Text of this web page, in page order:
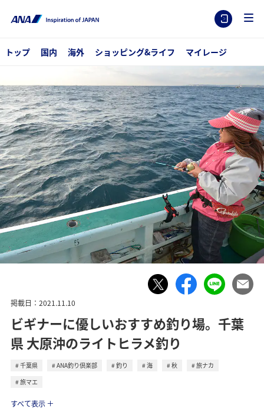
トップ 国内 海外 ショッピング&ライフ マイレージ
掲載日：2021.11.10
ビギナーに優しいおすすめ釣り場。千葉
県 大原沖のライトヒラメ釣り
千葉県 ANA釣り倶楽部 釣り 海 秋
旅ナカ
旅マエ
すべて表示